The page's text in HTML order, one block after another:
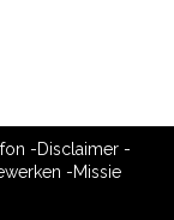
-Disclaimer-
-Missie